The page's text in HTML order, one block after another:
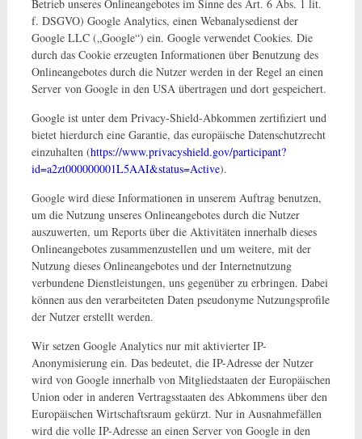
Betrieb unseres Onlineangebotes im Sinne des Art. 6 Abs. 1 lit.
f. DSGVO) Google Analytics, einen Webanalysedienst der
Google LLC („Google“) ein. Google verwendet Cookies. Die
durch das Cookie erzeugten Informationen über Benutzung des
Onlineangebotes durch die Nutzer werden in der Regel an einen
Server von Google in den USA übertragen und dort gespeichert.
Google ist unter dem Privacy-Shield-Abkommen zertifiziert und
bietet hierdurch eine Garantie, das europäische Datenschutzrecht
einzuhalten (https://www.privacyshield.gov/participant?
id=a2zt000000001L5AAI&status=Active).
Google wird diese Informationen in unserem Auftrag benutzen,
um die Nutzung unseres Onlineangebotes durch die Nutzer
auszuwerten, um Reports über die Aktivitäten innerhalb dieses
Onlineangebotes zusammenzustellen und um weitere, mit der
Nutzung dieses Onlineangebotes und der Internetnutzung
verbundene Dienstleistungen, uns gegenüber zu erbringen. Dabei
können aus den verarbeiteten Daten pseudonyme Nutzungsprofile
der Nutzer erstellt werden.
Wir setzen Google Analytics nur mit aktivierter IP-
Anonymisierung ein. Das bedeutet, die IP-Adresse der Nutzer
wird von Google innerhalb von Mitgliedstaaten der Europäischen
Union oder in anderen Vertragsstaaten des Abkommens über den
Europäischen Wirtschaftsraum gekürzt. Nur in Ausnahmefällen
wird die volle IP-Adresse an einen Server von Google in den